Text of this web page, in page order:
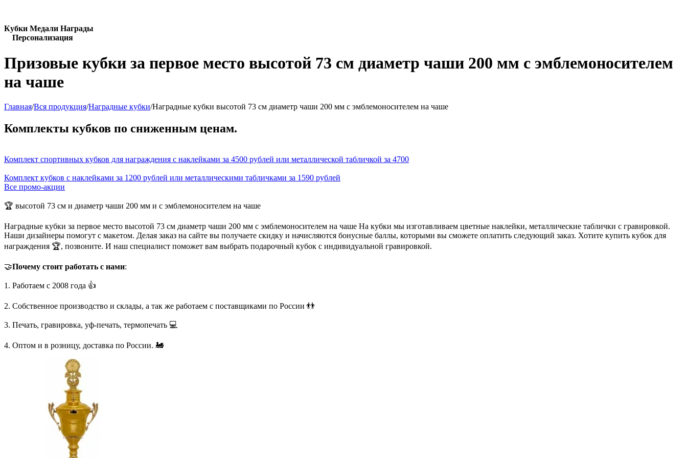
Кубки Медали Награды
Персонализация
Призовые кубки за первое место высотой 73 см диаметр чаши 200 мм с эмблемоносителем
на чаше
Главная/Вся продукция/Наградные кубки/Наградные кубки высотой 73 см диаметр чаши 200 мм с эмблемоносителем на чаше
Комплекты кубков по сниженным ценам.
Комплект спортивных кубков для награждения с наклейками за 4500 рублей или металлической табличкой за 4700
Комплект кубков с наклейками за 1200 рублей или металлическими табличками за 1590 рублей
Все промо-акции
🏆 высотой 73 см и диаметр чаши 200 мм и с эмблемоносителем на чаше
Наградные кубки за первое место высотой 73 см диаметр чаши 200 мм с эмблемоносителем на чаше На кубки мы изготавливаем цветные наклейки, металлические таблички с гравировкой.
Наши дизайнеры помогут с макетом. Делая заказ на сайте вы получаете скидку и начисляются бонусные баллы, которыми вы сможете оплатить следующий заказ. Хотите купить кубок для
награждения 🏆, позвоните. И наш специалист поможет вам выбрать подарочный кубок с индивидуальной гравировкой.
🤝Почему стоит работать с нами:
1. Работаем с 2008 года 👍
2. Собственное производство и склады, а так же работаем с поставщиками по России 👬
3. Печать, гравировка, уф-печать, термопечать 💻
4. Оптом и в розницу, доставка по России. 🚂